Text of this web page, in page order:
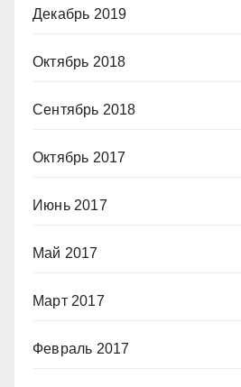
Декабрь 2019
Октябрь 2018
Сентябрь 2018
Октябрь 2017
Июнь 2017
Май 2017
Март 2017
Февраль 2017